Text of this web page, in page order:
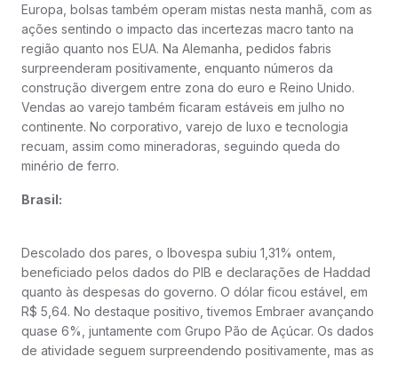
Europa, bolsas também operam mistas nesta manhã, com as
ações sentindo o impacto das incertezas macro tanto na
região quanto nos EUA. Na Alemanha, pedidos fabris
surpreenderam positivamente, enquanto números da
construção divergem entre zona do euro e Reino Unido.
Vendas ao varejo também ficaram estáveis em julho no
continente. No corporativo, varejo de luxo e tecnologia
recuam, assim como mineradoras, seguindo queda do
minério de ferro.
Brasil:
Descolado dos pares, o Ibovespa subiu 1,31% ontem,
beneficiado pelos dados do PIB e declarações de Haddad
quanto às despesas do governo. O dólar ficou estável, em
R$ 5,64. No destaque positivo, tivemos Embraer avançando
quase 6%, juntamente com Grupo Pão de Açúcar. Os dados
de atividade seguem surpreendendo positivamente, mas as